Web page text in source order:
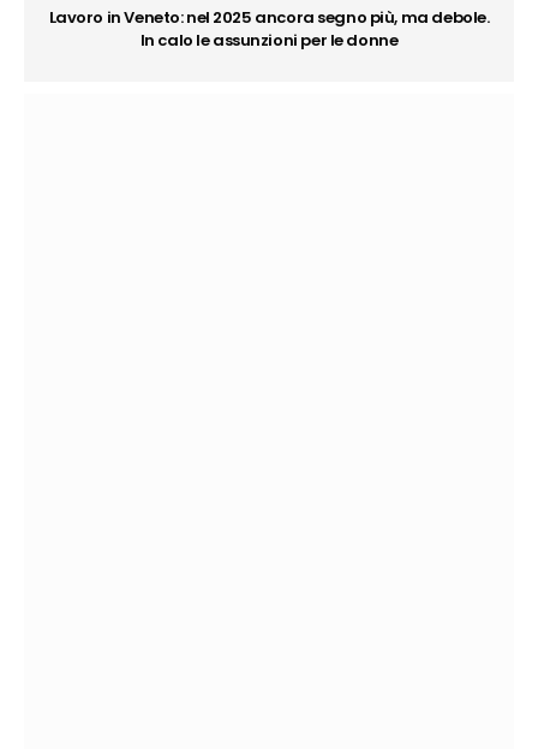
Lavoro in Veneto: nel 2025 ancora segno più, ma debole.
In calo le assunzioni per le donne